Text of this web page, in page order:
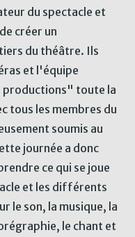
du spectacle et
créer un
du théâtre. Ils
et l'équipe
productions" toute la
tous les membres du
soumis au
journée a donc
ce qui se joue
et les différents
le son, la musique, la
le chant et